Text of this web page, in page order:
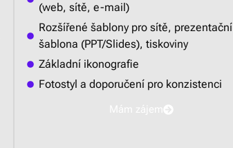
(web, sítě, e-mail)
Rozšířené šablony pro sítě, prezentační
šablona (PPT/Slides), tiskoviny
Základní ikonografie
Fotostyl a doporučení pro konzistenci
Mám zájem